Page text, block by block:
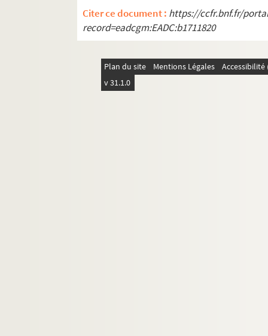
Citer ce document : https://ccfr.bnf.fr/
record=eadcgm:EADC:b1711820
Plan du site Mentions Légales
v 31.1.0